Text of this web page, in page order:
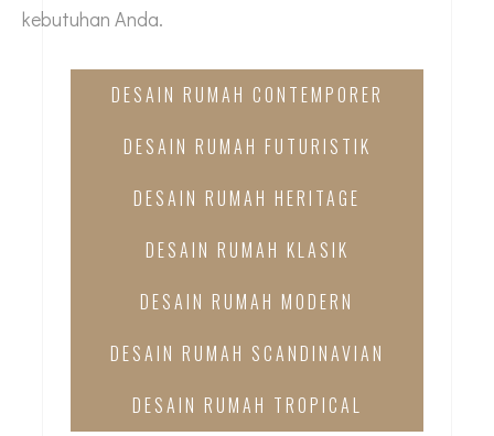
kebutuhan Anda.
DESAIN RUMAH CONTEMPORER
DESAIN RUMAH FUTURISTIK
DESAIN RUMAH HERITAGE
DESAIN RUMAH KLASIK
DESAIN RUMAH MODERN
DESAIN RUMAH SCANDINAVIAN
DESAIN RUMAH TROPICAL